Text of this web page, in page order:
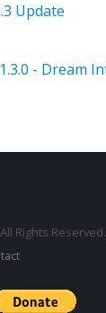
Update
Update
Rights Reserved.